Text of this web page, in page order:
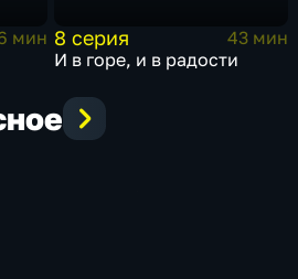
мин 8 серия
43 мин
И в горе, и в радости